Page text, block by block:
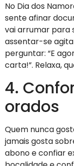
No Dia dos
sente afinar
vai arrumar para
assentar-se
perguntar: “E
carta!”. Relaxa,
4.
orados
Quem nunca
jamais gosta
abono e confiar